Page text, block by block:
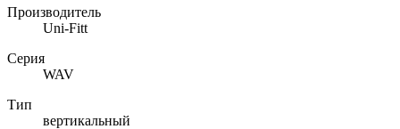
Производитель
Uni-Fitt
Серия
WAV
Тип
вертикальный